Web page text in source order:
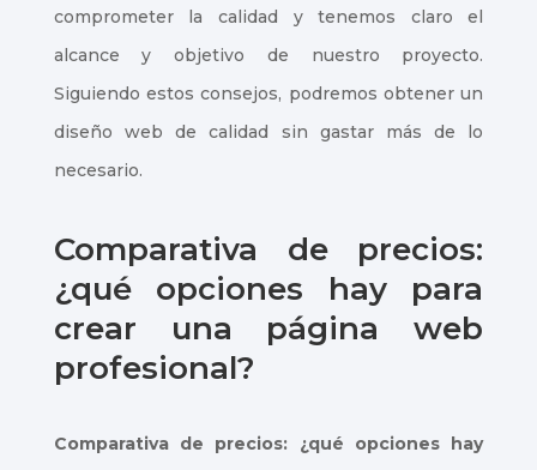
comprometer la calidad y tenemos claro el
alcance y objetivo de nuestro proyecto.
Siguiendo estos consejos, podremos obtener un
diseño web de calidad sin gastar más de lo
necesario.
Comparativa de precios:
¿qué opciones hay para
crear una página web
profesional?
Comparativa de precios: ¿qué opciones hay